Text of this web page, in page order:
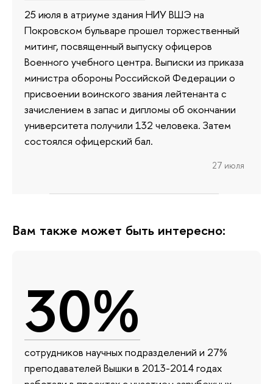
25 июля в атриуме здания НИУ ВШЭ на
Покровском бульваре прошел торжественный
митинг, посвященный выпуску офицеров
Военного учебного центра. Выписки из приказа
министра обороны Российской Федерации о
присвоении воинского звания лейтенанта с
зачислением в запас и дипломы об окончании
университета получили 132 человека. Затем
состоялся офицерский бал.
27 июля
Вам также может быть интересно:
30%
сотрудников научных подразделений и 27%
преподавателей Вышки в 2013-2014 годах